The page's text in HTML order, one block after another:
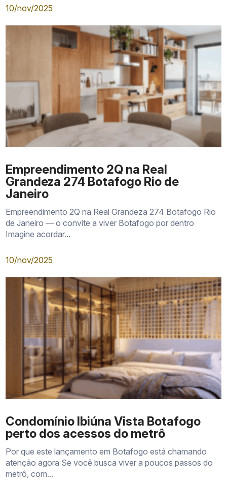
Plantas com suítes
Unidades com varanda gourmet
Localidade Relação Com O Endereço
Rua São Clemente
Importante corredor de
serviços
Rua Voluntários da
Pátria
Comércio, transporte e
Estação Botafogo Conexão com o sistema
Praia de Botafogo Lazer, caminhada e paisagem
10/nov/2025
Empreendimento 2Q na Real
Grandeza 274 Botafogo Rio de
Janeiro
Empreendimento 2Q na Real Grandeza 274 Botafogo Rio
de Janeiro — o convite a viver Botafogo por dentro
Imagine acordar...
10/nov/2025
Condomínio Ibiúna Vista Botafogo
perto dos acessos do metrô
Por que este lançamento em Botafogo está chamando
atenção agora Se você busca viver a poucos passos do
metrô, com...